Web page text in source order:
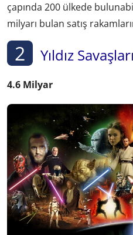
çapında 200 ülkede
milyarı bulan satış
2 Yıldız
4.6 Milyar